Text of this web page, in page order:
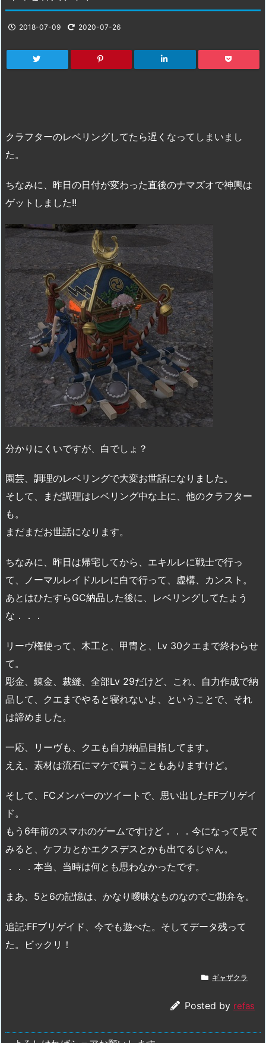
2018-07-09 2020-07-26
クラフターのレベリングしてたら遅くなってしまいまし
た。
ちなみに、昨日の日付が変わった直後のナマズオで神輿は
ゲットしました!!
分かりにくいですが、白でしょ？
園芸、調理のレベリングで大変お世話になりました。
そして、まだ調理はレベリング中な上に、他のクラフター
も。
まだまだお世話になります。
ちなみに、昨日は帰宅してから、エキルレに戦士で行っ
て、ノーマルレイドルレに白で行って、虚構、カンスト。
あとはひたすらGC納品した後に、レベリングしてたよう
な．．．
リーヴ権使って、木工と、甲冑と、Lv 30クエまで終わらせ
て。
彫金、錬金、裁縫、全部Lv 29だけど、これ、自力作成で納
品して、クエまでやると寝れないよ、ということで、それ
は諦めました。
一応、リーヴも、クエも自力納品目指してます。
ええ、素材は流石にマケで買うこともありますけど。
そして、FCメンバーのツイートで、思い出したFFブリゲイ
ド。
もう6年前のスマホのゲームですけど．．．今になって見て
みると、ケフカとかエクスデスとかも出てるじゃん。
．．．本当、当時は何とも思わなかったです。
まあ、5と6の記憶は、かなり曖昧なものなのでご勘弁を。
追記:FFブリゲイド、今でも遊べた。そしてデータ残って
た。ビックリ！
ギャザクラ
Posted by refas